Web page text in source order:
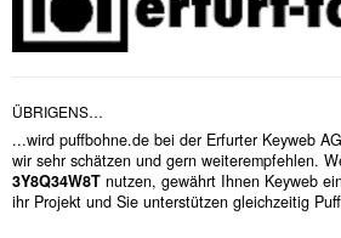
ÜBRIGENS…
...wird puffbohne.de bei der Erfurter Keyweb
wir sehr schätzen und gern weiterempfehlen.
3Y8Q34W8T nutzen, gewährt Ihnen Keyweb
ihr Projekt und Sie unterstützen gleichzeitig